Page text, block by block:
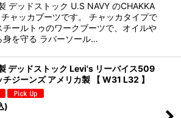
デッドストック U.S NAVY のCHAKKA
ャッカブーツです。 チャッカタイプで
チールトゥのワークブーツで、オイルや
身を守る ラバーソール…
デッドストック Levi's リーバイス509
チジーンズ アメリカ製 【 W31 L32 】
)